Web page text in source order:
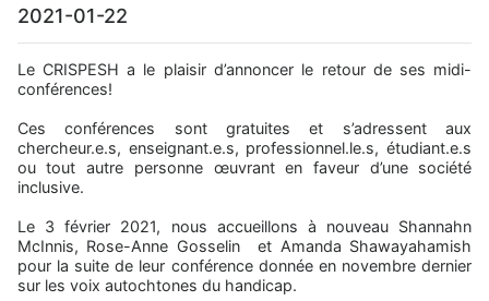
2021-01-22
Le CRISPESH a le plaisir d’annoncer le retour de ses midi-
conférences!
Ces conférences sont gratuites et s’adressent aux
chercheur.e.s, enseignant.e.s, professionnel.le.s, étudiant.e.s
ou tout autre personne œuvrant en faveur d’une société
inclusive.
Le 3 février 2021, nous accueillons à nouveau Shannahn
McInnis, Rose-Anne Gosselin et Amanda Shawayahamish
pour la suite de leur conférence donnée en novembre dernier
sur les voix autochtones du handicap.